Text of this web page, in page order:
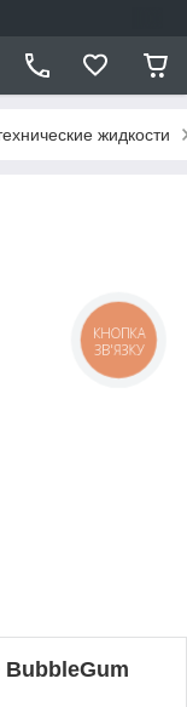
жидкости
BubbleGum
КНОПКА
ЗВ'ЯЗКУ